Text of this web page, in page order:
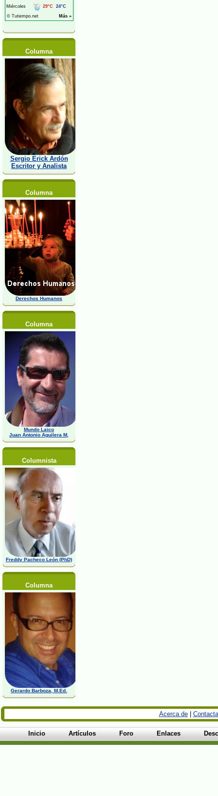
Columna
Sergio Erick Ardón
Escritor y Analista
Columna
Derechos Humanos
Columna
Mundo Laico
Juan Antonio Aguilera M,
Columnista
Freddy Pacheco León (PhD)
Columna
Gerardo Barboza, M.Ed.
Acerca de|
Inicio Artículos Foro Enlaces